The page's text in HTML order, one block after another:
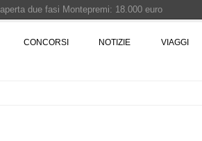
CONCORSI NOTIZIE VIAGGI
due fasi Montepremi: 18.000 euro
Corte di Cassazione
dalla Fondazione Bruno Zevi